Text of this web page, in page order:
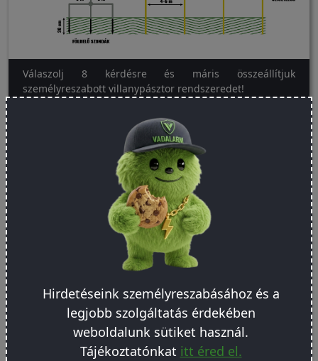
Válaszolj 8 kérdésre és máris összeállítjuk
személyreszabott villanypásztor rendszeredet!
Próbáld ki most!
Hirdetéseink személyreszabásához és a
legjobb szolgáltatás érdekében
weboldalunk sütiket használ.
Tájékoztatónkat itt éred el.